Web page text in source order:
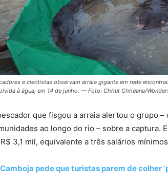
e cientistas observam arraia gigante em rede
à água, em 14 de junho. — Foto: Chhut Chheana/
que fisgou a arraia alertou o grupo
ao longo do rio – sobre a captura.
3,1 mil, equivalente a três salários
Camboja pede que turistas parem de colher